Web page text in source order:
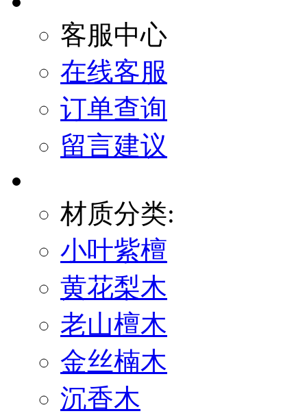
客服中心
在线客服
订单查询
留言建议
材质分类:
小叶紫檀
黄花梨木
老山檀木
金丝楠木
沉香木